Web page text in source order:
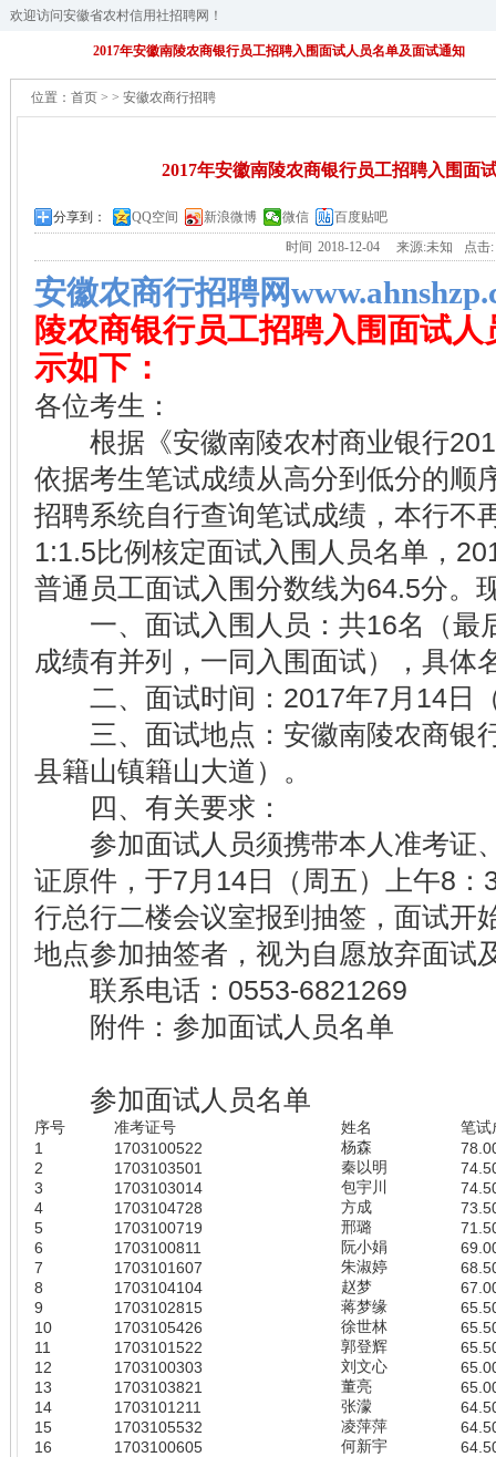
欢迎访问安徽省农村信用社招聘网！
2017年安徽南陵农商银行员工招聘入围面试人员名单及面试通知
位置： 首页 > > 安徽农商行招聘
2017年安徽南陵农商银行员工招聘入围面
分享到： QQ空间 新浪微博 微信
百度贴吧
时间 2018-12-04 来源:未知 点击:
安徽农商行招聘网
陵农商银行员工招聘入围面试
示如下：
各位考生：
根据《安徽南陵农村商业银行
依据考生笔试成绩从高分到低分的顺
招聘系统自行查询笔试成绩，本行不
1:1.5比例核定面试入围人员名单，
普通员工面试入围分数线为64.5分。
一、面试入围人员：共16名（最
成绩有并列，一同入围面试），具体
二、面试时间：2017年7月14日
三、面试地点：安徽南陵农商银
县籍山镇籍山大道）。
四、有关要求：
参加面试人员须携带本人准考证
证原件，于7月14日（周五）上午8：
行总行二楼会议室报到抽签，面试开
地点参加抽签者，视为自愿放弃面试
联系电话：0553-6821269
附件：参加面试人员名单
参加面试人员名单
序号 准考证号 姓名
笔试
1
1703100522 杨森
2
1703103501 秦以明
3
1703103014 包宇川
4
1703104728 方成
5
1703100719 邢璐
6
1703100811 阮小娟
7
1703101607 朱淑婷
8
1703104104 赵梦
9
1703102815 蒋梦缘
10
1703105426 徐世林
11
1703101522 郭登辉
12
1703100303 刘文心
13
1703103821 董亮
14
1703101211 张濛
15
1703105532 凌萍萍
16
1703100605 何新宇